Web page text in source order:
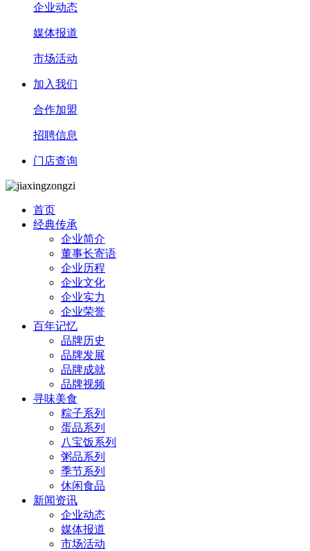
企业动态
媒体报道
市场活动
加入我们
合作加盟
招聘信息
门店查询
首页
经典传承
企业简介
董事长寄语
企业历程
企业文化
企业实力
企业荣誉
百年记忆
品牌历史
品牌发展
品牌成就
品牌视频
寻味美食
粽子系列
蛋品系列
八宝饭系列
粥品系列
季节系列
休闲食品
新闻资讯
企业动态
媒体报道
市场活动